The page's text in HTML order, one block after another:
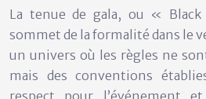
La tenue de gala, ou «
sommet de la formalité dans le
un univers où les règles ne
mais des conventions